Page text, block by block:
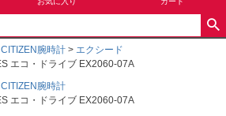
CITIZEN腕時計
エクシード
エコ・ドライブ EX2060-07A
CITIZEN腕時計
エコ・ドライブ EX2060-07A